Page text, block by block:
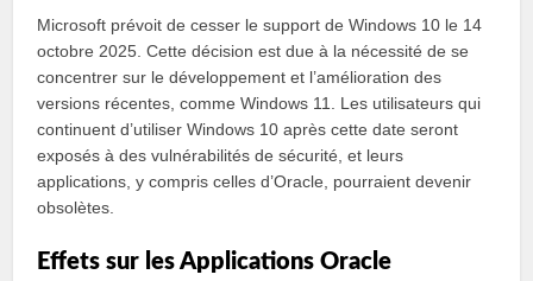
Microsoft prévoit de cesser le support de Windows 10 le 14
octobre 2025. Cette décision est due à la nécessité de se
concentrer sur le développement et l’amélioration des
versions récentes, comme Windows 11. Les utilisateurs qui
continuent d’utiliser Windows 10 après cette date seront
exposés à des vulnérabilités de sécurité, et leurs
applications, y compris celles d’Oracle, pourraient devenir
obsolètes.
Effets sur les Applications Oracle